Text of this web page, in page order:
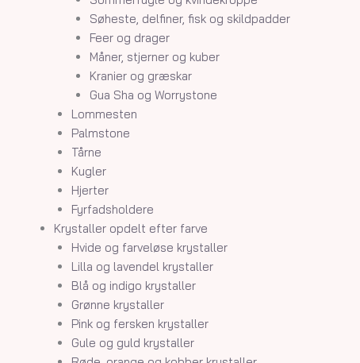
Søheste, delfiner, fisk og skildpadder
Feer og drager
Måner, stjerner og kuber
Kranier og græskar
Gua Sha og Worrystone
Lommesten
Palmstone
Tårne
Kugler
Hjerter
Fyrfadsholdere
Krystaller opdelt efter farve
Hvide og farveløse krystaller
Lilla og lavendel krystaller
Blå og indigo krystaller
Grønne krystaller
Pink og fersken krystaller
Gule og guld krystaller